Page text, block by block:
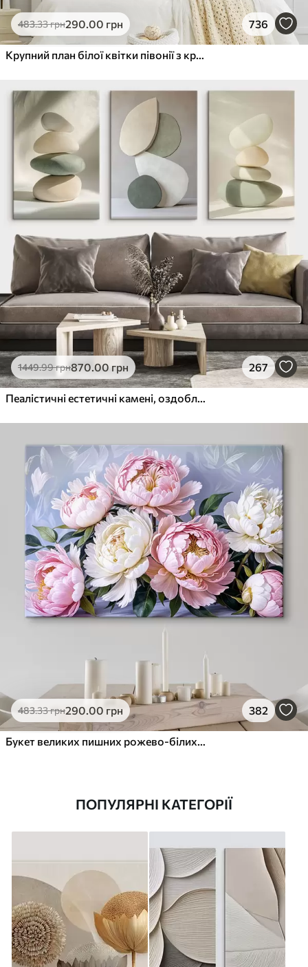
483.33грн290.00 грн 736
Крупний план білої квітки півонії з крапельками води на пелюстках на розмитому фоні
1449.99грн870.00 грн 267
Пеалістичні естетичні камені, оздоблення будинку, природне освітлення
483.33грн290.00 грн 382
Букет великих пишних рожево-білих квітів півонії із зеленим листям на м’якому розмитому фоні
ПОПУЛЯРНІ КАТЕГОРІЇ